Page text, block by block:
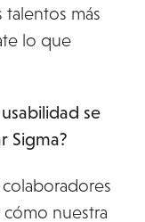
talentos más
lo que
se
Sigma?
cómo nuestra